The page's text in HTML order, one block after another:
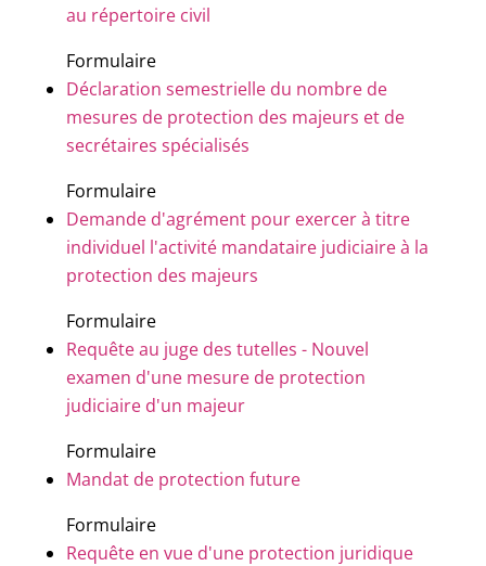
au répertoire civil
Formulaire
Déclaration semestrielle du nombre de
mesures de protection des majeurs et de
secrétaires spécialisés
Formulaire
Demande d'agrément pour exercer à titre
individuel l'activité mandataire judiciaire à la
protection des majeurs
Formulaire
Requête au juge des tutelles - Nouvel
examen d'une mesure de protection
judiciaire d'un majeur
Formulaire
Mandat de protection future
Formulaire
Requête en vue d'une protection juridique